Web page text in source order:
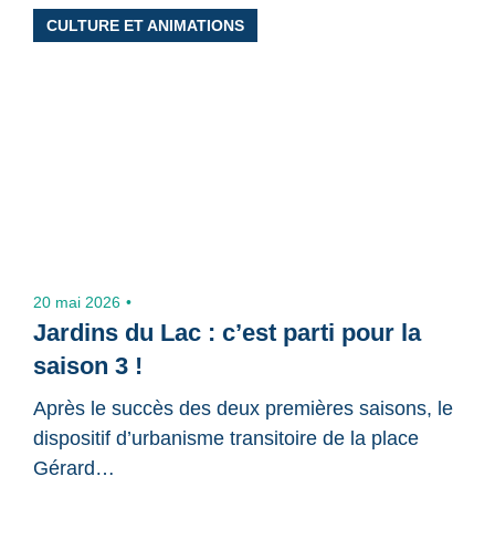
CULTURE ET ANIMATIONS
20 mai 2026
Jardins du Lac : c’est parti pour la
saison 3 !
Après le succès des deux premières saisons, le
dispositif d’urbanisme transitoire de la place
Gérard…